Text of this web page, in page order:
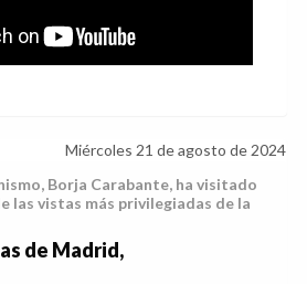
Miércoles 21 de agosto de 2024
Borja Carabante, ha visitado
las vistas más privilegiadas de la
de Madrid,